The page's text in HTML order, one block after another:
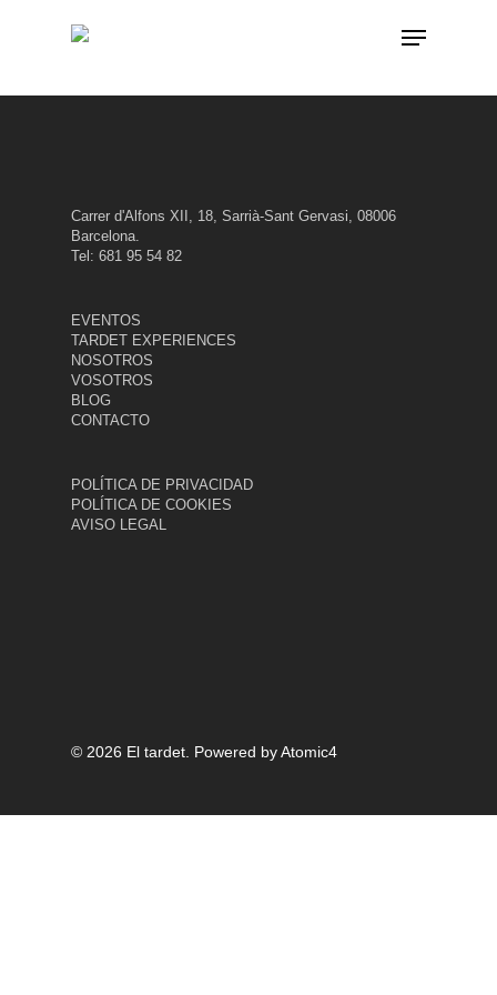
Menu
Carrer d'Alfons XII, 18, Sarrià-Sant Gervasi, 08006
Barcelona.
Tel: 681 95 54 82
EVENTOS
TARDET EXPERIENCES
NOSOTROS
VOSOTROS
BLOG
CONTACTO
POLÍTICA DE PRIVACIDAD
POLÍTICA DE COOKIES
AVISO LEGAL
© 2026 El tardet. Powered byAtomic4